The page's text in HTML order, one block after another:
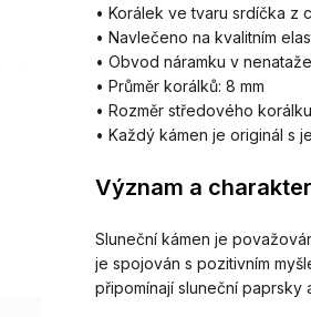
• Korálek ve tvaru srdíčka z
• Navlečeno na kvalitním
• Obvod náramku v
• Průměr korálků: 8 mm
• Rozměr středového
• Každý kámen je originál s
Význam a
Sluneční kámen je
je spojován s pozitivním
připomínají sluneční paprsky